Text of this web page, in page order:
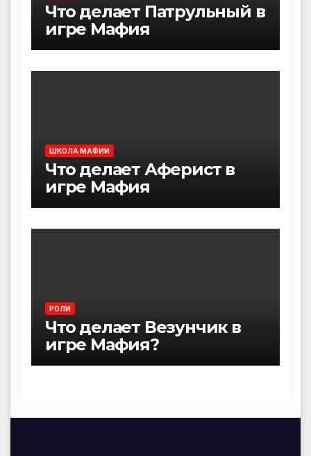
Что делает Патрульный в
игре Мафия
ШКОЛА МАФИИ
Что делает Аферист в
игре Мафия
РОЛИ
Что делает Везунчик в
игре Мафия?